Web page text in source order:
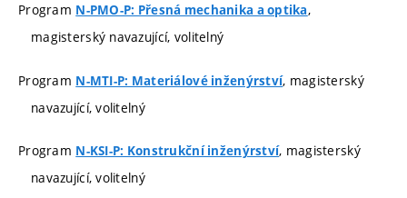
Program N-PMO-P: Přesná mechanika a optika,
magisterský navazující, volitelný
Program N-MTI-P: Materiálové inženýrství, magisterský
navazující, volitelný
Program N-KSI-P: Konstrukční inženýrství, magisterský
navazující, volitelný